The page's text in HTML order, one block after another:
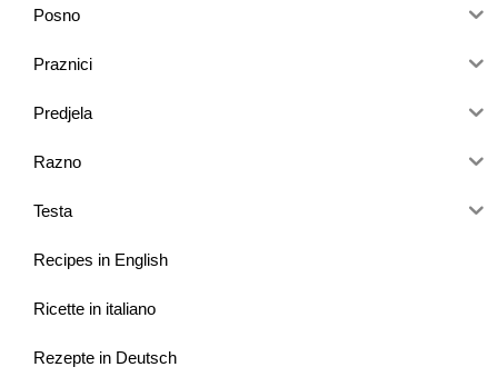
Posno
Praznici
Predjela
Razno
Testa
Recipes in English
Ricette in italiano
Rezepte in Deutsch